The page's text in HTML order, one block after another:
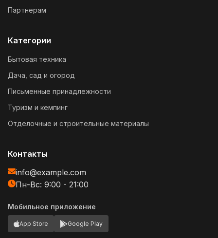
Партнерам
Категории
Бытовая техника
Дача, сад и огород
Письменные принадлежности
Туризм и кемпинг
Отделочные и строительные материалы
Контакты
info@example.com
Пн-Вс: 9:00 - 21:00
Мобильное приложение
App Store Google Play